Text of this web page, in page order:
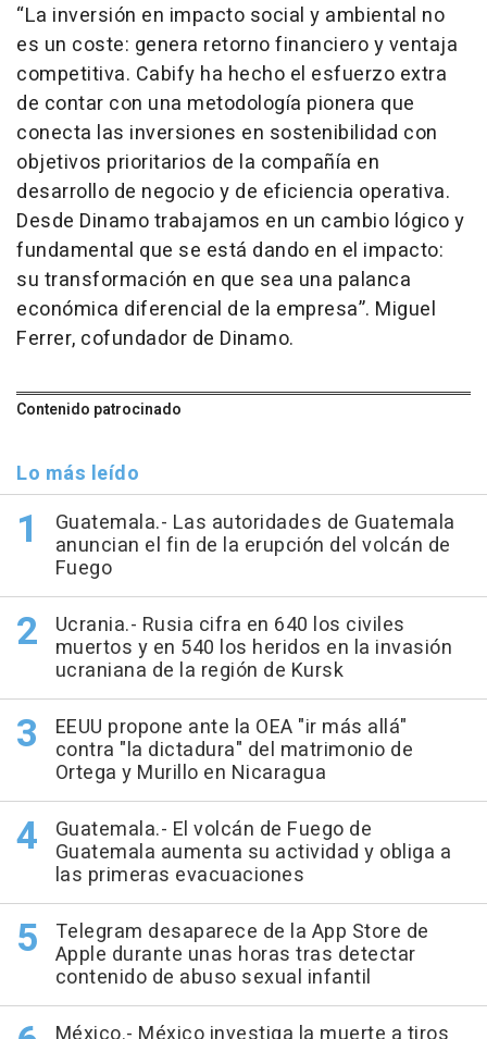
“La inversión en impacto social y ambiental no
es un coste: genera retorno financiero y ventaja
competitiva. Cabify ha hecho el esfuerzo extra
de contar con una metodología pionera que
conecta las inversiones en sostenibilidad con
objetivos prioritarios de la compañía en
desarrollo de negocio y de eficiencia operativa.
Desde Dinamo trabajamos en un cambio lógico y
fundamental que se está dando en el impacto:
su transformación en que sea una palanca
económica diferencial de la empresa”. Miguel
Ferrer, cofundador de Dinamo.
Contenido patrocinado
Lo más leído
Guatemala.- Las autoridades de Guatemala
anuncian el fin de la erupción del volcán de
Fuego
Ucrania.- Rusia cifra en 640 los civiles
muertos y en 540 los heridos en la invasión
ucraniana de la región de Kursk
EEUU propone ante la OEA "ir más allá"
contra "la dictadura" del matrimonio de
Ortega y Murillo en Nicaragua
Guatemala.- El volcán de Fuego de
Guatemala aumenta su actividad y obliga a
las primeras evacuaciones
Telegram desaparece de la App Store de
Apple durante unas horas tras detectar
contenido de abuso sexual infantil